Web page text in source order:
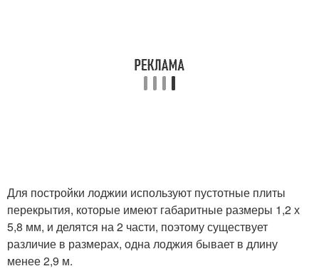
Для постройки лоджии используют пустотные плиты
перекрытия, которые имеют габаритные размеры 1,2 х
5,8 мм, и делятся на 2 части, поэтому существует
различие в размерах, одна лоджия бывает в длину
менее 2,9 м.